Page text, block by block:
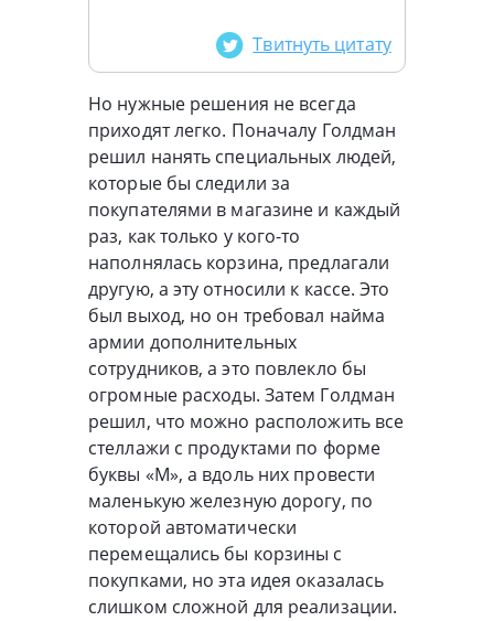
Твитнуть цитату
Но нужные решения не всегда
приходят легко. Поначалу Голдман
решил нанять специальных людей,
которые бы следили за
покупателями в магазине и каждый
раз, как только у кого-то
наполнялась корзина, предлагали
другую, а эту относили к кассе. Это
был выход, но он требовал найма
армии дополнительных
сотрудников, а это повлекло бы
огромные расходы. Затем Голдман
решил, что можно расположить все
стеллажи с продуктами по форме
буквы «М», а вдоль них провести
маленькую железную дорогу, по
которой автоматически
перемещались бы корзины с
покупками, но эта идея оказалась
слишком сложной для реализации.